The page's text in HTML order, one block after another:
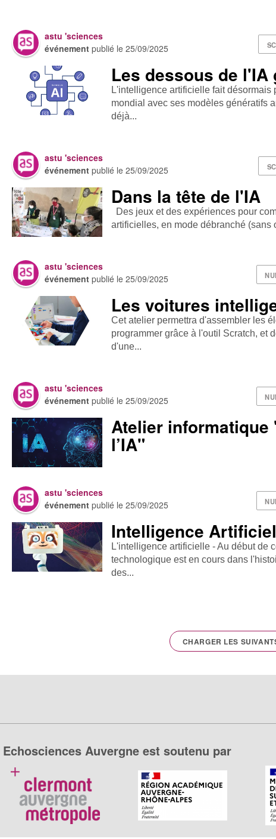
astu 'sciences
événement publié le25/09/2025
Les dessous de l'IA
L'intelligence artificielle fait désormais
mondial avec ses modèles génératifs
déjà...
astu 'sciences
événement publié le25/09/2025
Dans la tête de l'IA
Des jeux et des expériences pour
artificielles, en mode débranché (sans
astu 'sciences
événement publié le25/09/2025
Les voitures
Cet atelier permettra d'assembler les
programmer grâce à l'outil Scratch, et
d'une...
astu 'sciences
événement publié le25/09/2025
Atelier informatique
l’IA"
astu 'sciences
événement publié le25/09/2025
Intelligence
L'intelligence artificielle - Au début de
technologique est en cours dans
des...
CHARGER LES
Echosciences Auvergne est soutenu par